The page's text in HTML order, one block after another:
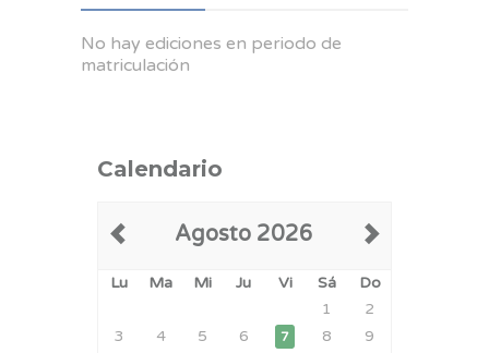
No hay ediciones en periodo de
matriculación
Calendario
Agosto 2026
Lu Ma Mi Ju Vi Sá
Do
1
2
3
4 5 6 7 8 9